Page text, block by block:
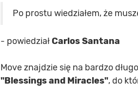
Po prostu wiedziałem, że
- powiedziałCarlos Santana
Move znajdzie się na bardzo
"Blessings and Miracles", do